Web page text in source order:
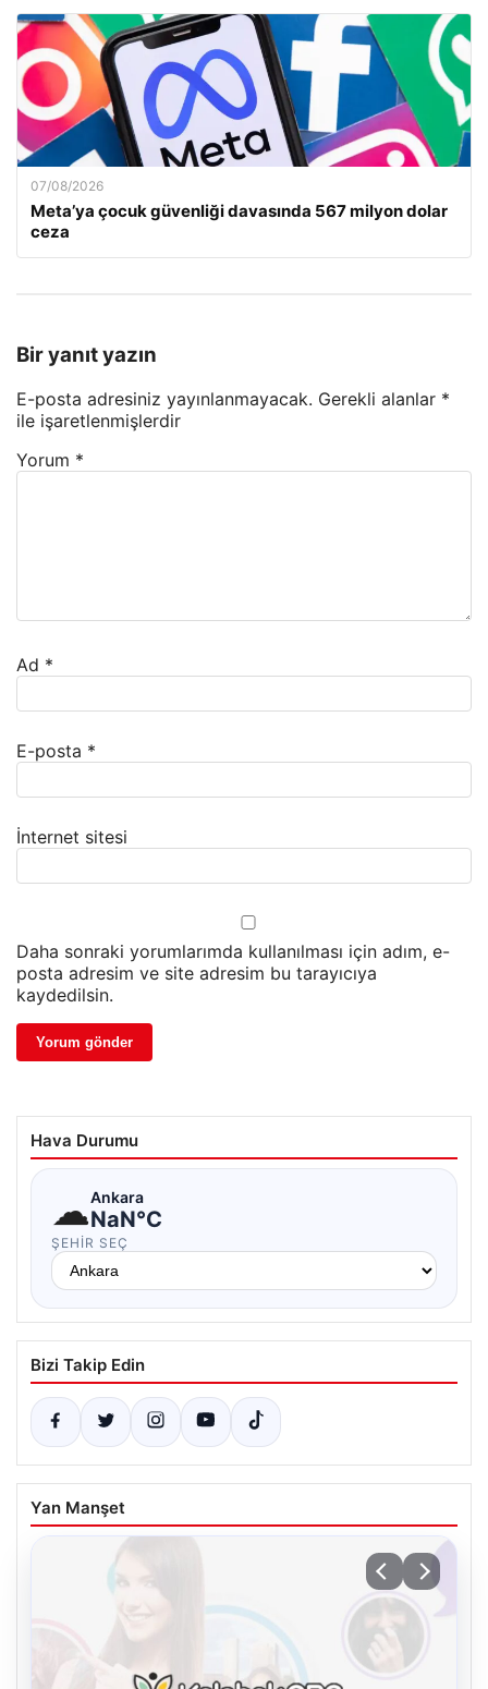
07/08/2026
Meta’ya çocuk güvenliği davasında 567 milyon dolar
ceza
Bir yanıt yazın
E-posta adresiniz yayınlanmayacak. Gerekli alanlar *
ile işaretlenmişlerdir
Yorum *
Ad *
E-posta *
İnternet sitesi
Daha sonraki yorumlarımda kullanılması için adım, e-
posta adresim ve site adresim bu tarayıcıya
kaydedilsin.
Hava Durumu
☁Ankara
NaN°C
ŞEHIR SEÇ
Bizi Takip Edin
Yan Manşet